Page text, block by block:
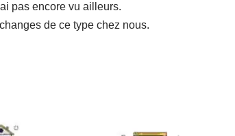
pas encore vu ailleurs.
de ce type chez nous.